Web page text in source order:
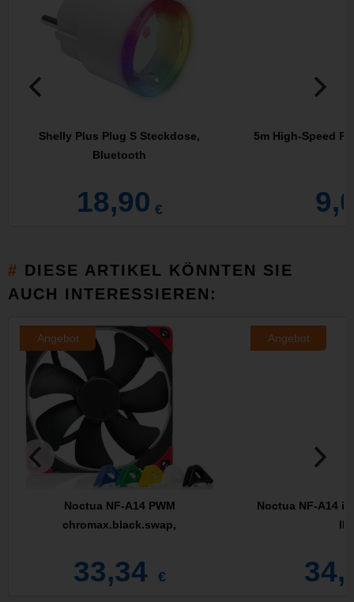
Shelly Plus Plug S Steckdose,
Bluetooth
18,90 €
5m High-Speed
DIESE ARTIKEL KÖNNTEN SIE
AUCH INTERESSIEREN:
Angebot
Noctua NF-A14 PWM
chromax.black.swap,
33,34 €
Angebot
Noctua NF-A14